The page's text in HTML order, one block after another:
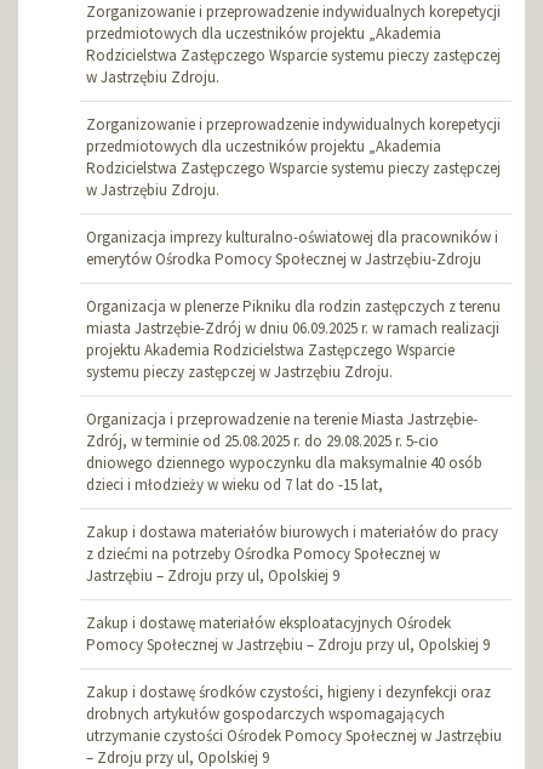
Zorganizowanie i przeprowadzenie indywidualnych korepetycji
przedmiotowych dla uczestników projektu „Akademia
Rodzicielstwa Zastępczego Wsparcie systemu pieczy zastępczej
w Jastrzębiu Zdroju.
Zorganizowanie i przeprowadzenie indywidualnych korepetycji
przedmiotowych dla uczestników projektu „Akademia
Rodzicielstwa Zastępczego Wsparcie systemu pieczy zastępczej
w Jastrzębiu Zdroju.
Organizacja imprezy kulturalno-oświatowej dla pracowników i
emerytów Ośrodka Pomocy Społecznej w Jastrzębiu-Zdroju
Organizacja w plenerze Pikniku dla rodzin zastępczych z terenu
miasta Jastrzębie-Zdrój w dniu 06.09.2025 r. w ramach realizacji
projektu Akademia Rodzicielstwa Zastępczego Wsparcie
systemu pieczy zastępczej w Jastrzębiu Zdroju.
Organizacja i przeprowadzenie na terenie Miasta Jastrzębie-
Zdrój, w terminie od 25.08.2025 r. do 29.08.2025 r. 5-cio
dniowego dziennego wypoczynku dla maksymalnie 40 osób
dzieci i młodzieży w wieku od 7 lat do -15 lat,
Zakup i dostawa materiałów biurowych i materiałów do pracy
z dziećmi na potrzeby Ośrodka Pomocy Społecznej w
Jastrzębiu – Zdroju przy ul, Opolskiej 9
Zakup i dostawę materiałów eksploatacyjnych Ośrodek
Pomocy Społecznej w Jastrzębiu – Zdroju przy ul, Opolskiej 9
Zakup i dostawę środków czystości, higieny i dezynfekcji oraz
drobnych artykułów gospodarczych wspomagających
utrzymanie czystości Ośrodek Pomocy Społecznej w Jastrzębiu
– Zdroju przy ul, Opolskiej 9